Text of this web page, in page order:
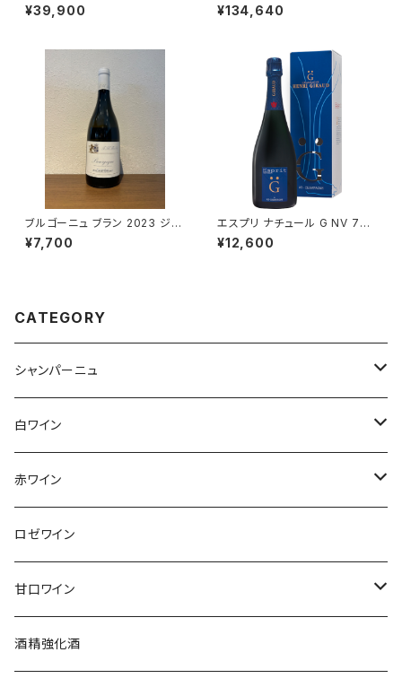
ー シャンパーニュ フランス 正規
品
¥39,900
ット ブラン ド ブラン NV 750ml
シャンパーニュ フランス シャル
¥134,640
ブルゴーニュ ブラン 2023 ジャ
ン・マルク・ボワイヨ 白ワイン 7
50ml
¥7,700
エスプリ ナチュール G NV 750
ml アンリ ジロー シャンパーニ
ュ フランス 正規品
¥12,600
CATEGORY
シャンパーニュ
アンリ・ジロー
アンリ・ビリオ・フィス
エティエンヌ・ルフェーヴル
クリスチャン・ゴセ
クロード・カザル
白ワイン
フランス
アルザス
ブルゴーニュ
ドイツ
オーストラリア
ニュージーランド
赤ワイン
フランス
アルザス
シュッド・ウエスト
スロヴァキア
オーストラリア
ロゼワイン
甘口ワイン
フランス
酒精強化酒